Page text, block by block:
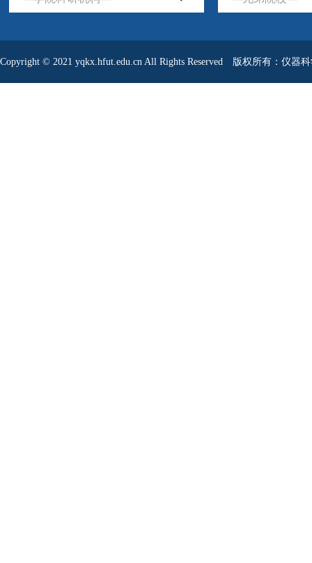
Copyright © 2021 yqkx.hfut.edu.cn All Rights Reserved 版权所有：仪器